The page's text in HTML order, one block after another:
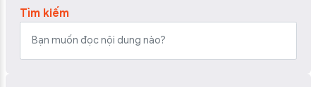
Tìm kiếm